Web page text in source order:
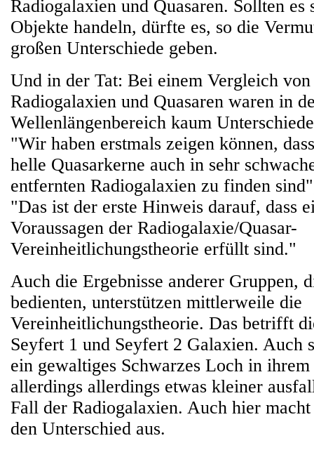
Radiogalaxien und Quasaren. Sollten
Objekte handeln, dürfte es, so die
großen Unterschiede geben.
Und in der Tat: Bei einem Vergleich von
Radiogalaxien und Quasaren waren in
Wellenlängenbereich kaum
"Wir haben erstmals zeigen können,
helle Quasarkerne auch in sehr
entfernten Radiogalaxien zu finden
"Das ist der erste Hinweis darauf, dass
Voraussagen der Radiogalaxie/Quasar-
Vereinheitlichungstheorie erfüllt sind."
Auch die Ergebnisse anderer Gruppen,
bedienten, unterstützen mittlerweile die
Vereinheitlichungstheorie. Das betrifft
Seyfert 1 und Seyfert 2 Galaxien. Auch
ein gewaltiges Schwarzes Loch in
allerdings allerdings etwas kleiner
Fall der Radiogalaxien. Auch hier
den Unterschied aus.